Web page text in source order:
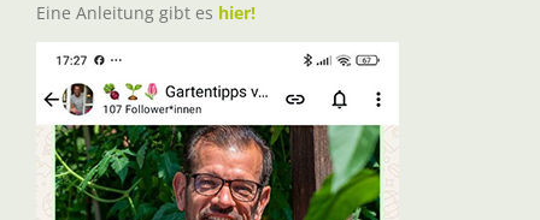
Eine Anleitung gibt es hier!